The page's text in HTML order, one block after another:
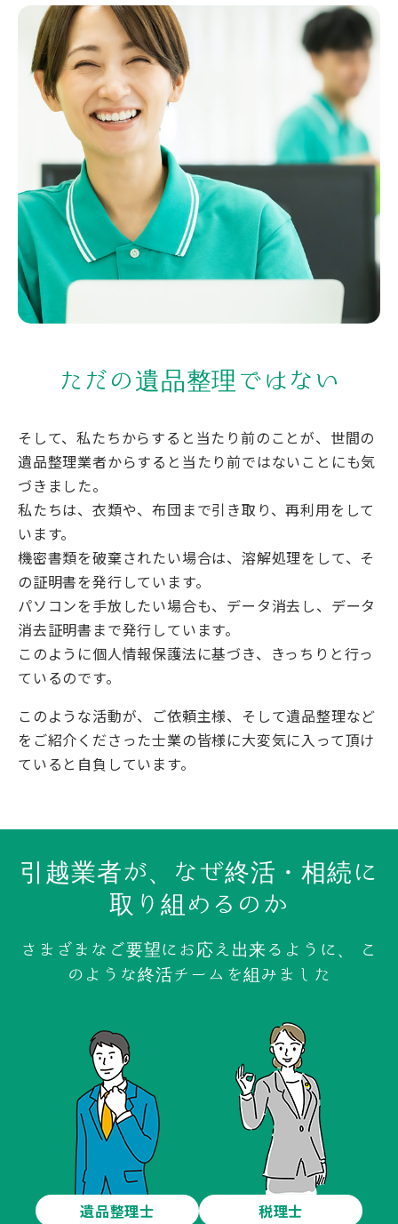
ただの遺品整理ではない
そして、私たちからすると当たり前のことが、世間の
遺品整理業者からすると当たり前ではないことにも気
づきました。
私たちは、衣類や、布団まで引き取り、再利用をして
います。
機密書類を破棄されたい場合は、溶解処理をして、そ
の証明書を発行しています。
パソコンを手放したい場合も、データ消去し、データ
消去証明書まで発行しています。
このように個人情報保護法に基づき、きっちりと行っ
ているのです。
このような活動が、ご依頼主様、そして遺品整理など
をご紹介くださった士業の皆様に大変気に入って頂け
ていると自負しています。
引越業者が、なぜ終活・相続に
取り組めるのか
さまざまなご要望にお応え出来るように、
こ
のような終活チームを組みました
遺品整理士 税理士